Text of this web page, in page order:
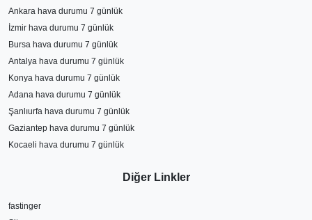
Ankara hava durumu 7 günlük
İzmir hava durumu 7 günlük
Bursa hava durumu 7 günlük
Antalya hava durumu 7 günlük
Konya hava durumu 7 günlük
Adana hava durumu 7 günlük
Şanlıurfa hava durumu 7 günlük
Gaziantep hava durumu 7 günlük
Kocaeli hava durumu 7 günlük
Diğer Linkler
fastinger